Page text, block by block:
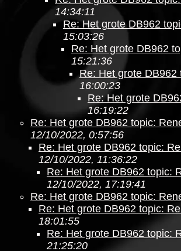
14:34:11
Re: Het grote DB962
15:03:26
Re: Het grote DB962
15:21:36
Re: Het grote
16:00:23
Re: Het grote
16:19:22
Re: Het grote DB962 topic:
12/10/2022, 0:57:56
Re: Het grote DB962 topic:
12/10/2022, 11:36:22
Re: Het grote DB962 topic:
12/10/2022, 17:19:41
Re: Het grote DB962 topic:
Re: Het grote DB962 topic:
18:01:55
Re: Het grote DB962 topic:
21:25:20